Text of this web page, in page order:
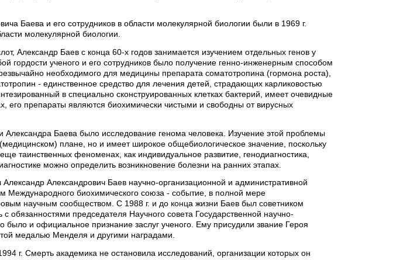
Баева и его сотрудников в области молекулярной биологии были в 1969 г.
молекулярной биологии.
Александр Баев с конца 60-х годов занимается изучением отдельных генов у
гордости ученого и его сотрудников было получение генно-инженерным способом
необходимого для медицины препарата соматотропина (гормона роста),
- единственное средство для лечения детей, страдающих карликовостью
в специально сконструированных клетках бактерий, имеет очевидные
его препараты являются биохимически чистыми и свободны от вирусных
Баева было исследование генома человека. Изучение этой проблемы
плане, но и имеет широкое общебиологическое значение, поскольку
таинственных феноменах, как индивидуальное развитие, генодиагностика,
можно определить возникновение болезни на ранних этапах.
Александрович Баев научно-организационной и административной
Международного биохимического союза - событие, в полной мере
научным сообществом. С 1988 г. и до конца жизни Баев был советником
председателя Научного совета Государственной научно-
и официальное признание заслуг ученого. Ему присудили звание Героя
медалью Менделя и другими наградами.
г. Смерть академика не остановила исследований, организации которых он